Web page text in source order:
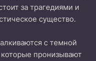
за трагедиями и
существо.
с темной
пронизывают